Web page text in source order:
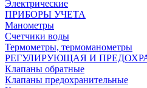
Электрические
ПРИБОРЫ УЧЕТА
Манометры
Счетчики воды
Термометры, термоманометры
РЕГУЛИРУЮЩАЯ И
Клапаны обратные
Клапаны предохранительные